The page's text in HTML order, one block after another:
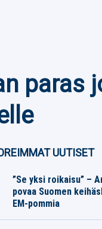
paras
UUTISET
”Se yksi roikaisu” –
povaa Suomen
EM-pommia